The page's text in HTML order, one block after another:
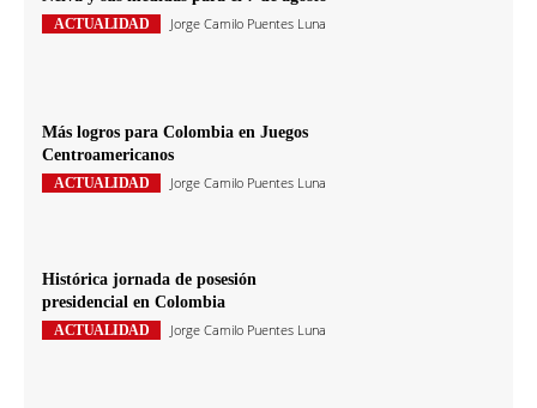
ACTUALIDAD Jorge Camilo Puentes Luna
Más logros para Colombia en Juegos
Centroamericanos
ACTUALIDAD Jorge Camilo Puentes Luna
Histórica jornada de posesión
presidencial en Colombia
ACTUALIDAD Jorge Camilo Puentes Luna